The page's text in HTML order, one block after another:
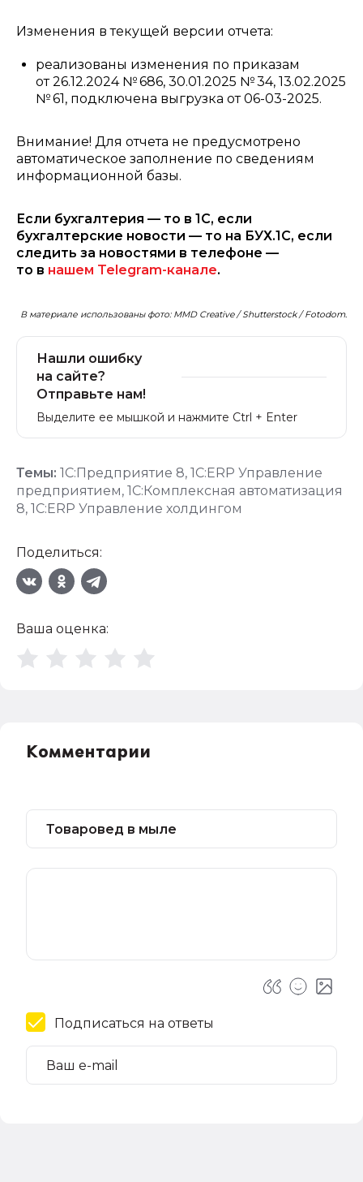
Изменения в текущей версии отчета:
реализованы изменения по приказам
от 26.12.2024 № 686, 30.01.2025 № 34, 13.02.2025
№ 61, подключена выгрузка от 06-03-2025.
Внимание! Для отчета не предусмотрено
автоматическое заполнение по сведениям
информационной базы.
Если бухгалтерия — то в 1С, если
бухгалтерские новости — то на БУХ.1С, если
следить за новостями в телефоне —
то в нашем Telegram-канале.
В материале использованы фото: MMD Creative / Shutterstock / Fotodom.
Нашли ошибку
на сайте?
Отправьте нам!
Выделите ее мышкой и нажмите Ctrl + Enter
Темы: 1С:Предприятие 8, 1С:ERP Управление
предприятием, 1С:Комплексная автоматизация
8, 1С:ERP Управление холдингом
Поделиться:
Ваша оценка:
Комментарии
Подписаться на ответы